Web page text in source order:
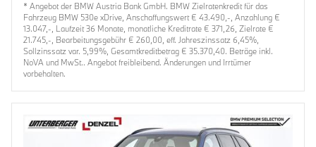
* Angebot der BMW Austria Bank GmbH. BMW Zielratenkredit für das
Fahrzeug BMW 530e xDrive, Anschaffungswert € 43.490,-, Anzahlung €
13.047,-, Laufzeit 36 Monate, monatliche Kreditrate € 371,26, Zielrate €
21.745,-, Bearbeitungsgebühr € 260,00, eff. Jahreszinssatz 6,45%,
Sollzinssatz var. 5,99%, Gesamtkreditbetrag € 35.370,40. Beträge inkl.
NoVA und MwSt.. Angebot freibleibend. Änderungen und Irrtümer
vorbehalten.